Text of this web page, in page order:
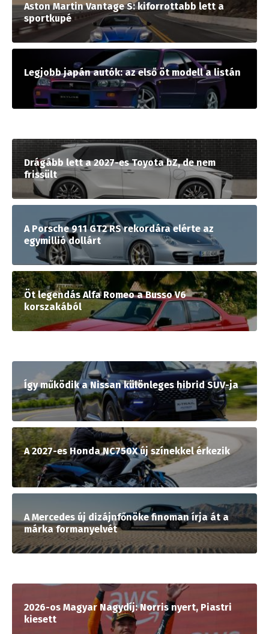
Aston Martin Vantage S: kiforrottabb lett a
sportkupé
Legjobb japán autók: az első öt modell a listán
Drágább lett a 2027-es Toyota bZ, de nem
frissült
A Porsche 911 GT2 RS rekordára elérte az
egymillió dollárt
Öt legendás Alfa Romeo a Busso V6
korszakából
Így működik a Nissan különleges hibrid SUV-ja
A 2027-es Honda NC750X új színekkel érkezik
A Mercedes új dizájnfőnöke finoman írja át a
márka formanyelvét
2026-os Magyar Nagydíj: Norris nyert, Piastri
kiesett